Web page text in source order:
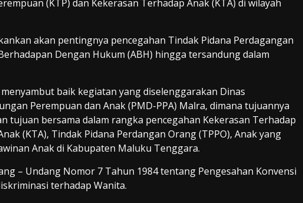
(KTP) dan Kekerasan Terhadap Anak (KTA) di wilayah
akan pentingnya pencegahan Tindak Pidana Perdagangan
Dengan Hukum (ABH) hingga tersandung dalam
baik kegiatan yang diselenggarakan Dinas
Perempuan dan Anak (PMD-PPA) Malra, dimana tujuannya
tujuan bersama dalam rangka pencegahan Kekerasan Terhadap
(KTA), Tindak Pidana Perdangan Orang (TPPO), Anak yang
Anak di Kabupaten Maluku Tenggara.
– Undang Nomor 7 Tahun 1984 tentang Pengesahan Konvensi
terhadap Wanita.